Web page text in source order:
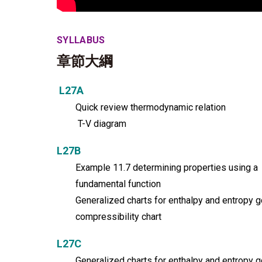
SYLLABUS
章節大綱
L27A
Quick review thermodynamic relation
T-V diagram
L27B
Example 11.7 determining properties using a
fundamental function
Generalized charts for enthalpy and entropy
compressibility chart
L27C